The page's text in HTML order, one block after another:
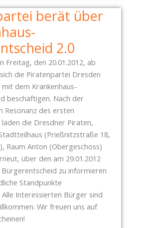
A
T
E
P
A
R
T
E
I
D
R
E
S
D
E
N
U
N
berät über
2.0
Freitag, den 20.01.2012, ab
die Piratenpartei Dresden
dem Krankenhaus-
beschäftigen. Nach der
Resonanz des ersten
die Dresdner Piraten,
(Prießnitzstraße 18,
Raum Anton (Obergeschoss)
über den am 29.01.2012
zu informieren
Standpunkte
Alle Interessierten Bürger sind
Wir freuen uns auf